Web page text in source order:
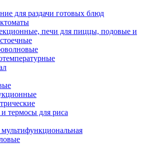
для раздачи готовых блюд
печи для пиццы, подовые и
термосы для риса